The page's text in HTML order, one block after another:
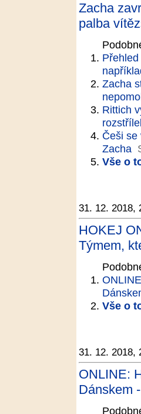
Zacha
palba
Zacha
Rittich
Češi se
Zacha
Vše o
31. 12. 2018,
HOKEJ
Týmem,
Vše o
31. 12. 2018,
ONLINE:
Dánskem